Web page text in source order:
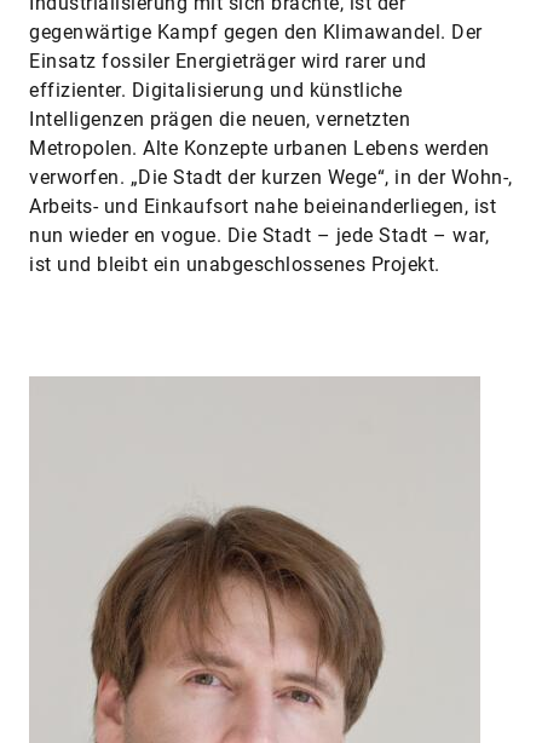
gegenwärtige Kampf gegen den Klimawandel. Der
Einsatz fossiler Energieträger wird rarer und
effizienter. Digitalisierung und künstliche
Intelligenzen prägen die neuen, vernetzten
Metropolen. Alte Konzepte urbanen Lebens werden
verworfen. „Die Stadt der kurzen Wege“, in der Wohn-,
Arbeits- und Einkaufsort nahe beieinanderliegen, ist
nun wieder en vogue. Die Stadt – jede Stadt – war,
ist und bleibt ein unabgeschlossenes Projekt.